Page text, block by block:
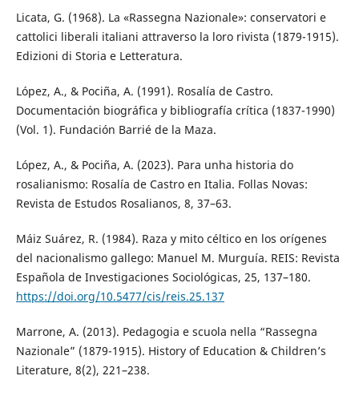
Licata, G. (1968). La «Rassegna Nazionale»: conservatori e
cattolici liberali italiani attraverso la loro rivista (1879-1915).
Edizioni di Storia e Letteratura.
López, A., & Pociña, A. (1991). Rosalía de Castro.
Documentación biográfica y bibliografía crítica (1837-1990)
(Vol. 1). Fundación Barrié de la Maza.
López, A., & Pociña, A. (2023). Para unha historia do
rosalianismo: Rosalía de Castro en Italia. Follas Novas:
Revista de Estudos Rosalianos, 8, 37–63.
Máiz Suárez, R. (1984). Raza y mito céltico en los orígenes
del nacionalismo gallego: Manuel M. Murguía. REIS: Revista
Española de Investigaciones Sociológicas, 25, 137–180.
https://doi.org/10.5477/cis/reis.25.137
Marrone, A. (2013). Pedagogia e scuola nella “Rassegna
Nazionale” (1879-1915). History of Education & Children’s
Literature, 8(2), 221–238.